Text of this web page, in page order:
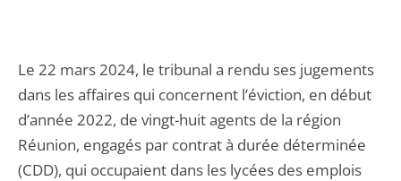
Le 22 mars 2024, le tribunal a rendu ses jugements
dans les affaires qui concernent l’éviction, en début
d’année 2022, de vingt-huit agents de la région
Réunion, engagés par contrat à durée déterminée
(CDD), qui occupaient dans les lycées des emplois